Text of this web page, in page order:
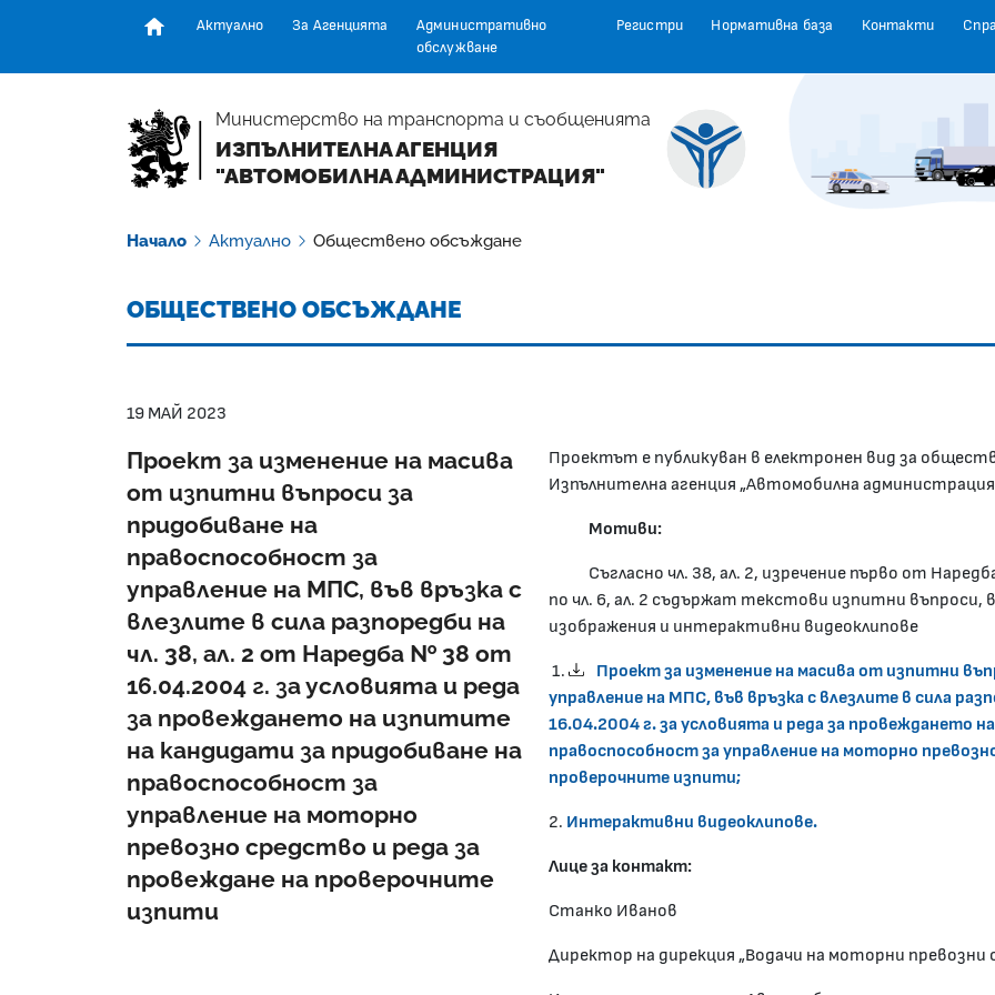
Актуално За Агенцията
Административно
обслужване
Регистри Нормативна база Контакти
Министерство на транспорта и съобщенията
ИЗПЪЛНИТЕЛНА АГЕНЦИЯ
"АВТОМОБИЛНА АДМИНИСТРАЦИЯ"
Начало Актуално Обществено обсъждане
ОБЩЕСТВЕНО ОБСЪЖДАНЕ
19 МАЙ 2023
Проект за изменение на масива
от изпитни въпроси за
придобиване на
правоспособност за
управление на МПС, във връзка с
влезлите в сила разпоредби на
чл. 38, ал. 2 от Наредба № 38 от
16.04.2004 г. за условията и реда
за провеждането на изпитите
на кандидати за придобиване на
правоспособност за
управление на моторно
превозно средство и реда за
провеждане на проверочните
изпити
Проектът е публикуван в електронен вид за
Изпълнителна агенция „Автомобилна
Мотиви:
Съгласно чл. 38, ал. 2, изречение първо от
по чл. 6, ал. 2 съдържат текстови изпитни въпроси,
изображения и интерактивни видеоклипове
1.
Проект за изменение на масива от изпитни
управление на МПС, във връзка с влезлите в сила
16.04.2004 г. за условията и реда за провеждането
правоспособност за управление на моторно
проверочните изпити;
2. Интерактивни видеоклипове.
Лице за контакт:
Станко Иванов
Директор на дирекция „Водачи на моторни превозни